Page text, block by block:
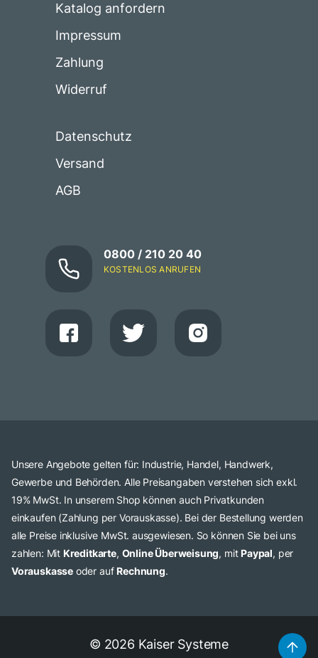
Katalog anfordern
Impressum
Zahlung
Widerruf
Datenschutz
Versand
AGB
0800 / 210 20 40
KOSTENLOS ANRUFEN
Unsere Angebote gelten für: Industrie, Handel, Handwerk,
Gewerbe und Behörden. Alle Preisangaben verstehen sich exkl.
19% MwSt. In unserem Shop können auch Privatkunden
einkaufen (Zahlung per Vorauskasse). Bei der Bestellung werden
alle Preise inklusive MwSt. ausgewiesen. So können Sie bei uns
zahlen: Mit Kreditkarte, Online Überweisung, mit Paypal, per
Vorauskasse oder auf Rechnung.
© 2026 Kaiser Systeme